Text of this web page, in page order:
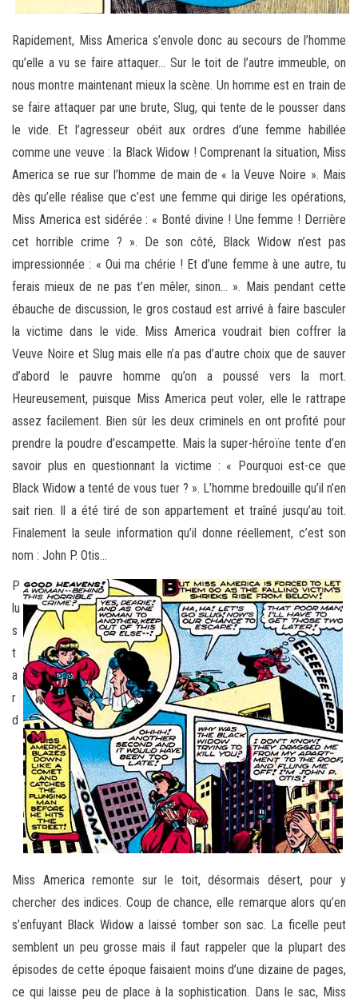
Rapidement, Miss America s’envole donc au secours de l’homme
qu’elle a vu se faire attaquer… Sur le toit de l’autre immeuble, on
nous montre maintenant mieux la scène. Un homme est en train de
se faire attaquer par une brute, Slug, qui tente de le pousser dans
le vide. Et l’agresseur obéit aux ordres d’une femme habillée
comme une veuve : la Black Widow ! Comprenant la situation, Miss
America se rue sur l’homme de main de « la Veuve Noire ». Mais
dès qu’elle réalise que c’est une femme qui dirige les opérations,
Miss America est sidérée : « Bonté divine ! Une femme ! Derrière
cet horrible crime ? ». De son côté, Black Widow n’est pas
impressionnée : « Oui ma chérie ! Et d’une femme à une autre, tu
ferais mieux de ne pas t’en mêler, sinon… ». Mais pendant cette
ébauche de discussion, le gros costaud est arrivé à faire basculer
la victime dans le vide. Miss America voudrait bien coffrer la
Veuve Noire et Slug mais elle n’a pas d’autre choix que de sauver
d’abord le pauvre homme qu’on a poussé vers la mort.
Heureusement, puisque Miss America peut voler, elle le rattrape
assez facilement. Bien sûr les deux criminels en ont profité pour
prendre la poudre d’escampette. Mais la super-héroïne tente d’en
savoir plus en questionnant la victime : « Pourquoi est-ce que
Black Widow a tenté de vous tuer ? ». L’homme bredouille qu’il n’en
sait rien. Il a été tiré de son appartement et traîné jusqu’au toit.
Finalement la seule information qu’il donne réellement, c’est son
nom : John P. Otis…
P
lu
s
t
a
r
d
Miss America remonte sur le toit, désormais désert, pour y
chercher des indices. Coup de chance, elle remarque alors qu’en
s’enfuyant Black Widow a laissé tomber son sac. La ficelle peut
semblent un peu grosse mais il faut rappeler que la plupart des
épisodes de cette époque faisaient moins d’une dizaine de pages,
ce qui laisse peu de place à la sophistication. Dans le sac, Miss